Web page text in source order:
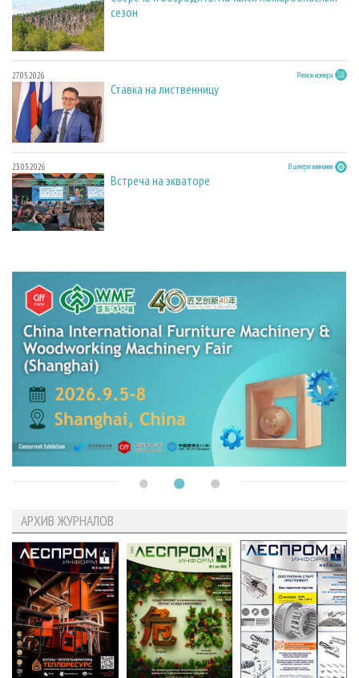
сезон
27.05.2026 Регион номера
Ставка на лиственницу
23.03.2026 В центре внимания
Встреча на экваторе
АРХИВ ЖУРНАЛОВ